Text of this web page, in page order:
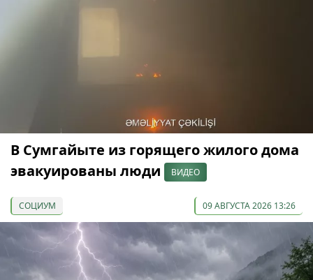
В Сумгайыте из горящего жилого дома
эвакуированы люди
ВИДЕО
СОЦИУМ 09 АВГУСТА 2026 13:26